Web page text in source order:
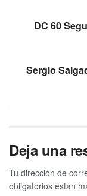
DC 60
Sergio
Deja una
Tu dirección de
obligatorios están